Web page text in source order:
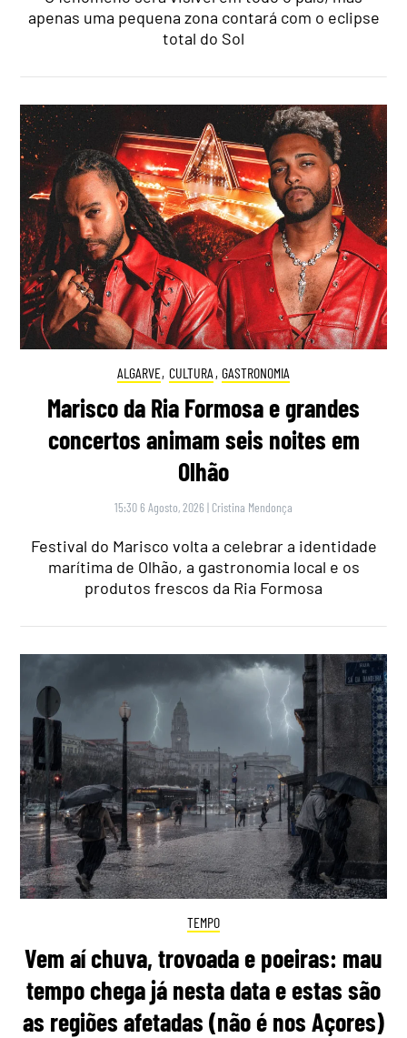
apenas uma pequena zona contará com o eclipse
total do Sol
ALGARVE, CULTURA , GASTRONOMIA
Marisco da Ria Formosa e grandes
concertos animam seis noites em
Olhão
15:30 6 Agosto, 2026 | Cristina Mendonça
Festival do Marisco volta a celebrar a identidade
marítima de Olhão, a gastronomia local e os
produtos frescos da Ria Formosa
TEMPO
Vem aí chuva, trovoada e poeiras: mau
tempo chega já nesta data e estas são
as regiões afetadas (não é nos Açores)